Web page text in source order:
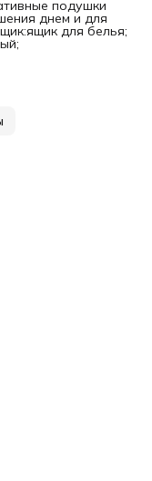
подушки
днем и для
для белья;